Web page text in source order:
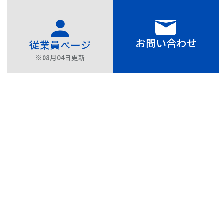
従業員ページ
※08月04日更新
お問い合わせ